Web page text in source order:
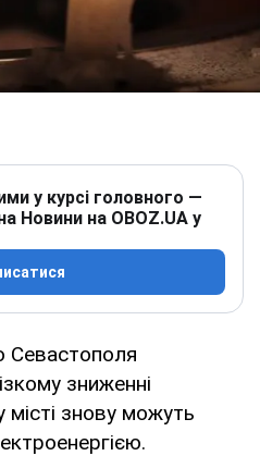
у курсі головного —
Новини на OBOZ.UA у
Севастополя
зниженні
місті знову можуть